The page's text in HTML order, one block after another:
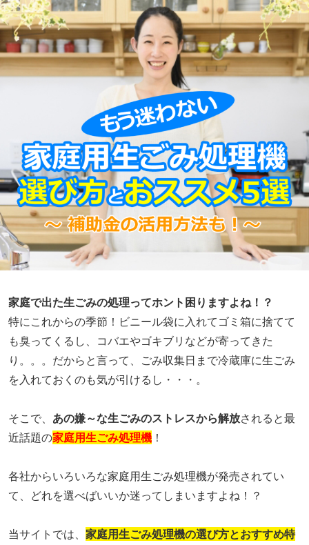
家庭で出た生ごみの処理ってホント困りますよね！？
特にこれからの季節！ビニール袋に入れてゴミ箱に捨てて
も臭ってくるし、コバエやゴキブリなどが寄ってきた
り。。。だからと言って、ごみ収集日まで冷蔵庫に生ごみ
を入れておくのも気が引けるし・・・。
そこで、 あの嫌～な生ごみのストレスから解放されると最
近話題の家庭用生ごみ処理機！
各社からいろいろな家庭用生ごみ処理機が発売されてい
て、どれを選べばいいか迷ってしまいますよね！？
当サイトでは、 家庭用生ごみ処理機の選び方とおすすめ特